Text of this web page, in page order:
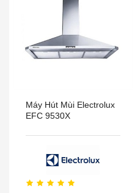
Máy Hút Mùi Electrolux
EFC 9530X